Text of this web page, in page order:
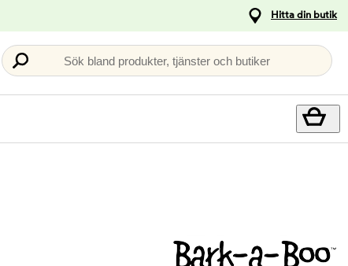
Hitta din butik
Sök bland produkter, tjänster och butiker